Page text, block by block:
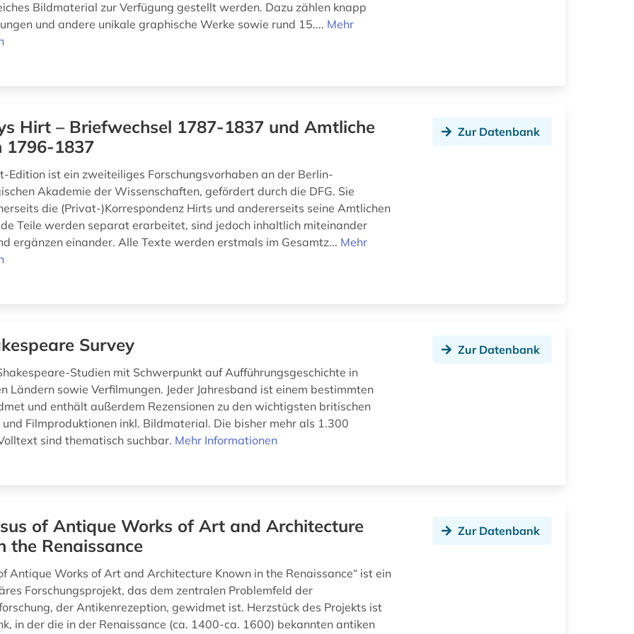
Bildmaterial zur Verfügung gestellt werden. Dazu zählen knapp
und andere unikale graphische Werke sowie rund 15.... Mehr
Hirt – Briefwechsel 1787-1837 und Amtliche
1796-1837
Edition ist ein zweiteiliges Forschungsvorhaben an der Berlin-
Akademie der Wissenschaften, gefördert durch die DFG. Sie
die (Privat-)Korrespondenz Hirts und andererseits seine Amtlichen
Teile werden separat erarbeitet, sind jedoch inhaltlich miteinander
ergänzen einander. Alle Texte werden erstmals im Gesamtz... Mehr
Zur Datenbank
Survey
Studien mit Schwerpunkt auf Aufführungsgeschichte in
Ländern sowie Verfilmungen. Jeder Jahresband ist einem bestimmten
und enthält außerdem Rezensionen zu den wichtigsten britischen
und Filmproduktionen inkl. Bildmaterial. Die bisher mehr als 1.300
sind thematisch suchbar. Mehr Informationen
Zur Datenbank
of Antique Works of Art and Architecture
the Renaissance
Antique Works of Art and Architecture Known in the Renaissance“ ist ein
Forschungsprojekt, das dem zentralen Problemfeld der
der Antikenrezeption, gewidmet ist. Herzstück des Projekts ist
in der die in der Renaissance (ca. 1400-ca. 1600) bekannten antiken
Zur Datenbank